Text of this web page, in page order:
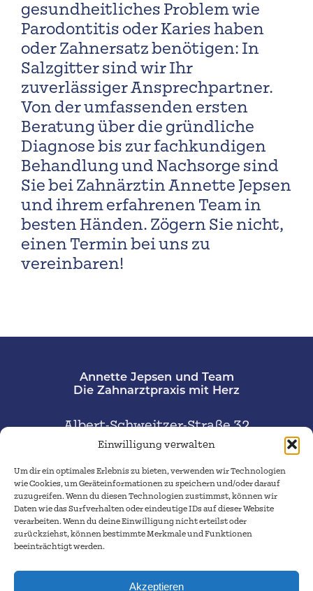
Einwilligung verwalten
Um dir ein optimales Erlebnis zu bieten, verwenden wir Technologien
wie Cookies, um Geräteinformationen zu speichern und/oder darauf
zuzugreifen. Wenn du diesen Technologien zustimmst, können wir
Daten wie das Surfverhalten oder eindeutige IDs auf dieser Website
verarbeiten. Wenn du deine Einwilligung nicht erteilst oder
zurückziehst, können bestimmte Merkmale und Funktionen
beeinträchtigt werden.
Akzeptieren
gesundheitliches Problem wie
Parodontitis oder Karies haben
oder Zahnersatz benötigen: In
Salzgitter sind wir Ihr
zuverlässiger Ansprechpartner.
Von der umfassenden ersten
Beratung über die gründliche
Diagnose bis zur fachkundigen
Behandlung und Nachsorge sind
Sie bei Zahnärztin Annette Jepsen
und ihrem erfahrenen Team in
besten Händen. Zögern Sie nicht,
einen Termin bei uns zu
vereinbaren!
Annette Jepsen und Team
Die Zahnarztpraxis mit Herz
Albert-Schweitzer-Straße 32
38226 Salzgitter
Telefon:05341 – 47776
praxis-annette-jepsen@gmx.de
Kontakt